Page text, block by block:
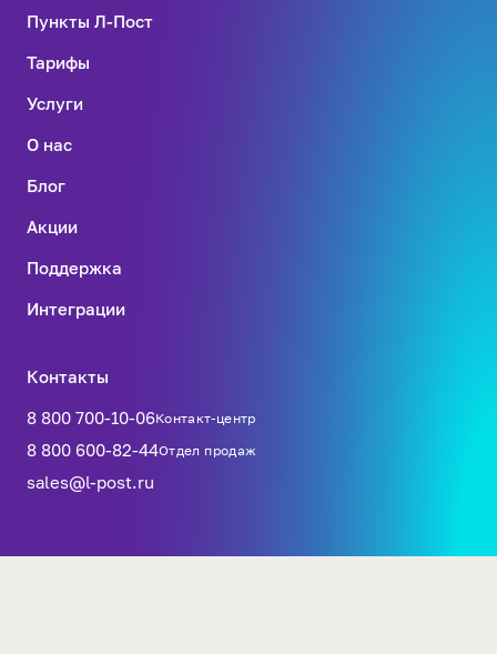
Пункты Л-Пост
Тарифы
Услуги
О нас
Блог
Акции
Поддержка
Интеграции
Контакты
8 800 700-10-06Контакт-центр
8 800 600-82-44Отдел продаж
sales@l-post.ru